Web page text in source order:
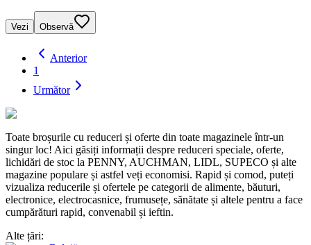
Vezi Observă
Anterior
1
Următor
Toate broșurile cu reduceri și oferte din toate magazinele într-un
singur loc! Aici găsiți informații despre reduceri speciale, oferte,
lichidări de stoc la PENNY, AUCHMAN, LIDL, SUPECO și alte
magazine populare și astfel veți economisi. Rapid și comod, puteți
vizualiza reducerile și ofertele pe categorii de alimente, băuturi,
electronice, electrocasnice, frumusețe, sănătate și altele pentru a face
cumpărături rapid, convenabil și ieftin.
Alte țări: